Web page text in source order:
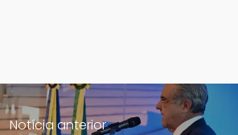
Notícia anterior